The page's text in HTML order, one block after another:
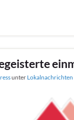
unter Lokalnachrichten